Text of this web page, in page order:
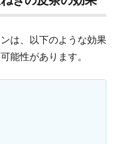
は、以下のような効果
能性があります。